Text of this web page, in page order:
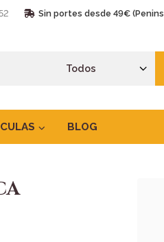
Sin portes desde 49€
BLOG